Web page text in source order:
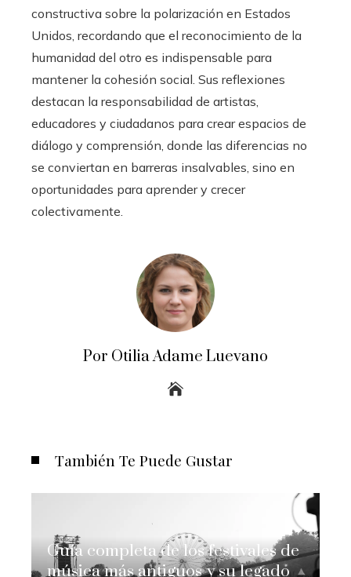
constructiva sobre la polarización en Estados
Unidos, recordando que el reconocimiento de la
humanidad del otro es indispensable para
mantener la cohesión social. Sus reflexiones
destacan la responsabilidad de artistas,
educadores y ciudadanos para crear espacios de
diálogo y comprensión, donde las diferencias no
se conviertan en barreras insalvables, sino en
oportunidades para aprender y crecer
colectivamente.
Por Otilia Adame Luevano
También Te Puede Gustar
Guía completa de los festivales de
música más antiguos y su legado